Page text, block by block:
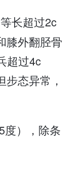
长超过2c
膝外翻胫骨
超过4c
态异常，
度），除条